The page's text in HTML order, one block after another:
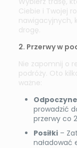
Ciebie i Twojej
nawigacyjnych,
drogę.
2. Przerwy w
Nie zapomnij o
podróży. Oto
ważne:
prowadzić
przerwy co
Posiłki–
naładować